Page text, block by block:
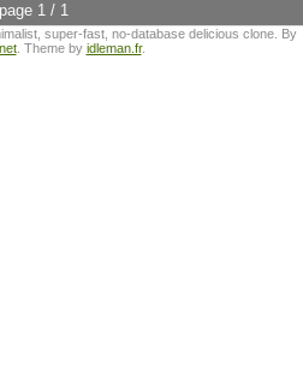
page 1 / 1
super-fast, no-database delicious clone. By
. Theme by idleman.fr.